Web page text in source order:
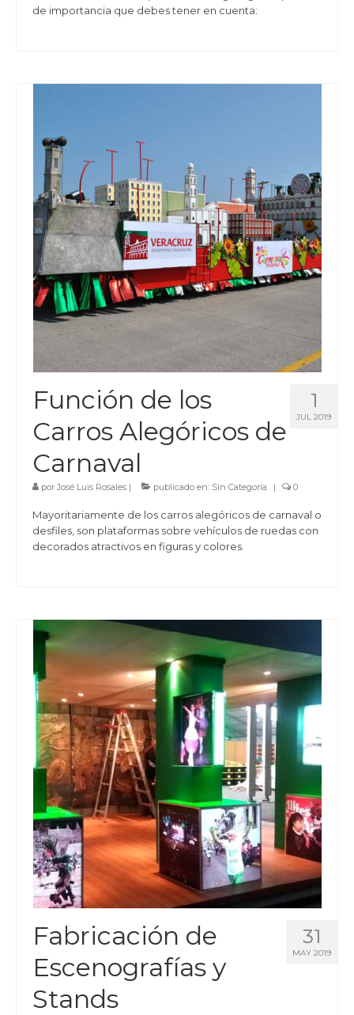
de importancia que debes tener en cuenta:
1
JUL 2019
Función de los
Carros Alegóricos de
Carnaval
porJosé Luis Rosales | publicado en: Sin Categoría | 0
Mayoritariamente de los carros alegóricos de carnaval o
desfiles, son plataformas sobre vehículos de ruedas con
decorados atractivos en figuras y colores.
31
MAY 2019
Fabricación de
Escenografías y
Stands